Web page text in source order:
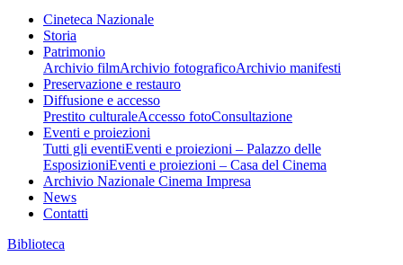
Cineteca Nazionale
Storia
Patrimonio
Archivio filmArchivio fotograficoArchivio manifesti
Preservazione e restauro
Diffusione e accesso
Prestito culturaleAccesso fotoConsultazione
Eventi e proiezioni
Tutti gli eventiEventi e proiezioni – Palazzo delle
EsposizioniEventi e proiezioni – Casa del Cinema
Archivio Nazionale Cinema Impresa
News
Contatti
Biblioteca